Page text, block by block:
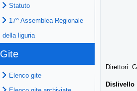
Statuto
17^ Assemblea Regionale
della liguria
Gite
Elenco gite
Direttori:
Dislivello